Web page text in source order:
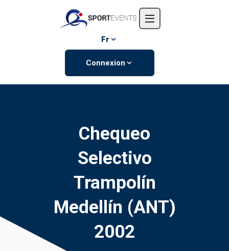
L'entreprise
Événements
Fr
Connexion
Chequeo
Selectivo
Trampolín
Medellín (ANT)
2002